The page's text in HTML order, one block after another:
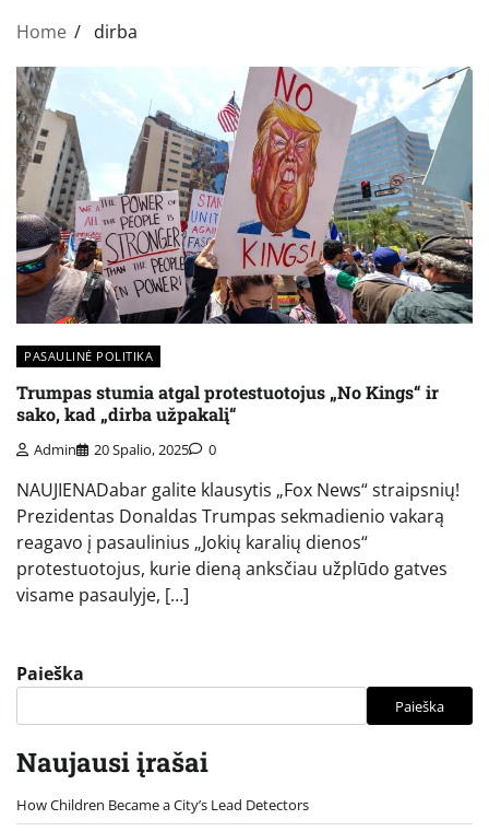
Home dirba
PASAULINĖ POLITIKA
Trumpas stumia atgal protestuotojus „No Kings“ ir
sako, kad „dirba užpakalį“
Admin 20 Spalio, 2025 0
NAUJIENADabar galite klausytis „Fox News“ straipsnių!
Prezidentas Donaldas Trumpas sekmadienio vakarą
reagavo į pasaulinius „Jokių karalių dienos“
protestuotojus, kurie dieną anksčiau užplūdo gatves
visame pasaulyje, […]
Paieška
Paieška
Naujausi įrašai
How Children Became a City’s Lead Detectors